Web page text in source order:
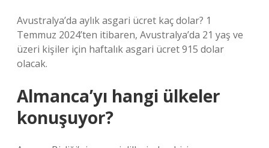
Avustralya’da aylık asgari ücret kaç dolar? 1
Temmuz 2024’ten itibaren, Avustralya’da 21 yaş ve
üzeri kişiler için haftalık asgari ücret 915 dolar
olacak.
Almanca’yı hangi ülkeler
konuşuyor?